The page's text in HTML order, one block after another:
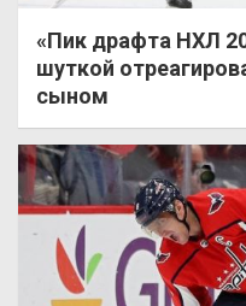
«Пик драфта НХЛ
шуткой
сыном